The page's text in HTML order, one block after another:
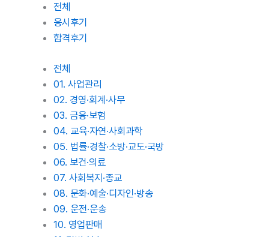
전체
응시후기
합격후기
전체
01. 사업관리
02. 경영·회계·사무
03. 금융·보험
04. 교육·자연·사회과학
05. 법률·경찰·소방·교도·국방
06. 보건·의료
07. 사회복지·종교
08. 문화·예술·디자인·방송
09. 운전·운송
10. 영업판매